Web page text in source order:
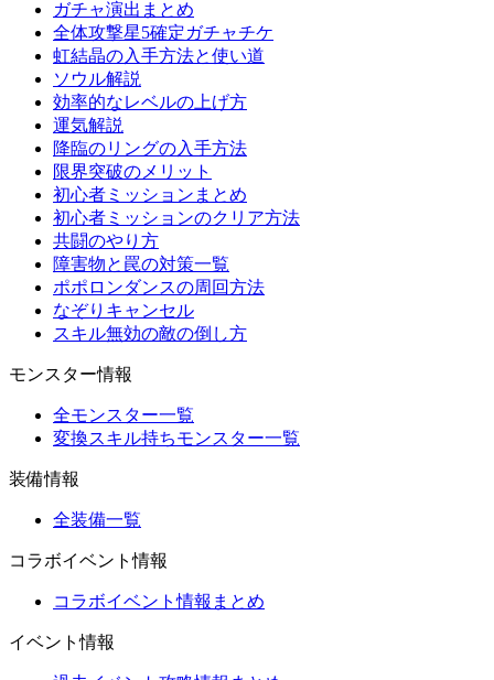
ガチャ演出まとめ
全体攻撃星5確定ガチャチケ
虹結晶の入手方法と使い道
ソウル解説
効率的なレベルの上げ方
運気解説
降臨のリングの入手方法
限界突破のメリット
初心者ミッションまとめ
初心者ミッションのクリア方法
共闘のやり方
障害物と罠の対策一覧
ポポロンダンスの周回方法
なぞりキャンセル
スキル無効の敵の倒し方
モンスター情報
全モンスター一覧
変換スキル持ちモンスター一覧
装備情報
全装備一覧
コラボイベント情報
コラボイベント情報まとめ
イベント情報